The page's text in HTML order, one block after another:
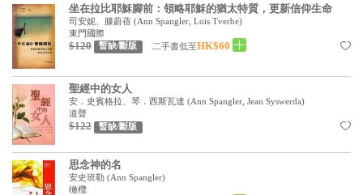
分齡牧養
社會／倫理
哲學／宗教比較
見證／傳記
文藝／勵志
童書
精選影音
坐在拉比耶穌腳前：領略耶穌的猶太特質，更新信仰生命
司安妮、滕蔚蓓 (Ann Spangler, Lois Tverbe)
東門國際
$120 暫缺/斷版 二手書低至HK$60
聖經中的女人
安．史賓格拉、琴．西斯瓦達 (Ann Spangler, Jean Syswerda)
道聲
$122 暫缺/斷版
思念神的名
安史班勒 (Ann Spangler)
橄欖